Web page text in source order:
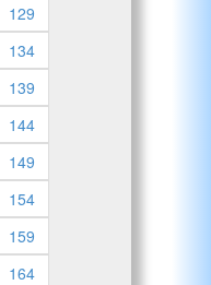
129
134
139
144
149
154
159
164